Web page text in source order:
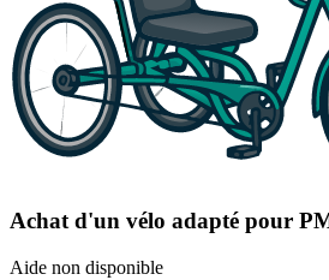
Achat d'un vélo adapté pour
Aide non disponible